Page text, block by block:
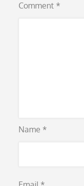
Comment *
Name *